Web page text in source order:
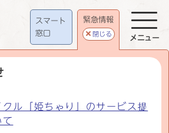
スマート
窓口
緊急情報
閉じる
ル「姫ちゃり」のサービス提
て
メニュー